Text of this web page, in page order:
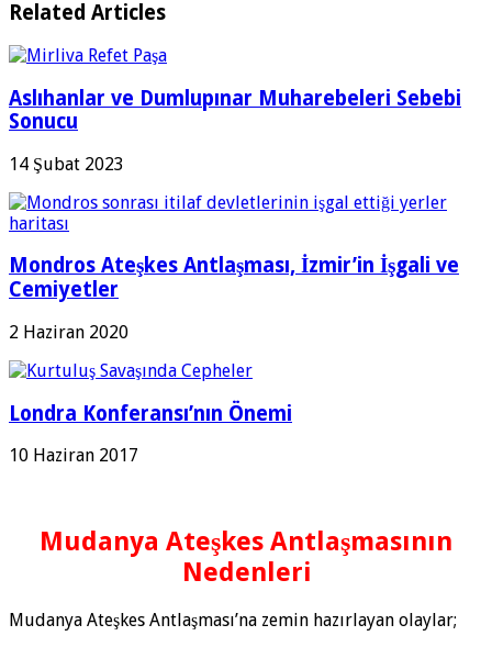
Related Articles
Aslıhanlar ve Dumlupınar Muharebeleri Sebebi
Sonucu
14 Şubat 2023
Mondros Ateşkes Antlaşması, İzmir’in İşgali ve
Cemiyetler
2 Haziran 2020
Londra Konferansı’nın Önemi
10 Haziran 2017
Mudanya Ateşkes Antlaşmasının
Nedenleri
Mudanya Ateşkes Antlaşması’na zemin hazırlayan olaylar;